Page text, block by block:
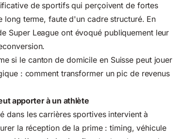
de sportifs qui perçoivent de fortes
long terme, faute d'un cadre structuré. En
Super League ont évoqué publiquement leur
si le canton de domicile en Suisse peut jouer
: comment transformer un pic de revenus
apporter à un athlète
dans les carrières sportives intervient à
la réception de la prime : timing, véhicule